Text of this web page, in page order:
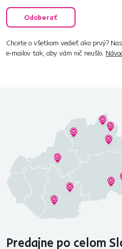
Odoberať
Chcete o všetkom vedieť ako prvý?
e‑mailov tak, aby vám nič neušlo.
Predajne po celom